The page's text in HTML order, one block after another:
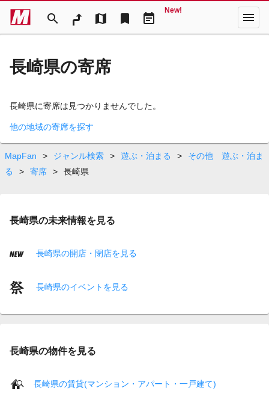
search map bookmark event_note
New! menu
長崎県の寄席
長崎県に寄席は見つかりませんでした。
他の地域の寄席を探す
MapFan > ジャンル検索 > 遊ぶ・泊まる >
その他 遊ぶ・泊ま
る
> 寄席 > 長崎県
長崎県の未来情報を見る
長崎県の開店・閉店を見る
長崎県のイベントを見る
長崎県の物件を見る
長崎県の賃貸(マンション・アパート・一戸建て)